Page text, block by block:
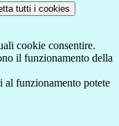
tutti i cookies
cookie consentire.
il funzionamento della
al funzionamento potete